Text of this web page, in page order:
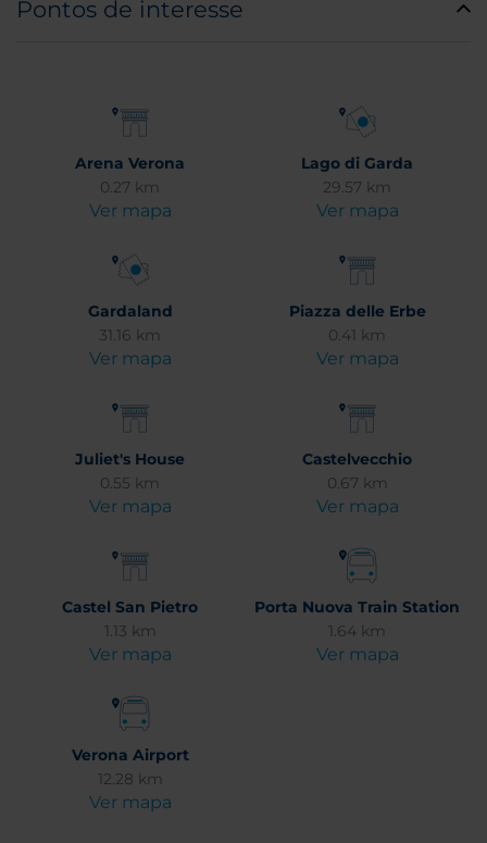
Pontos de interesse
Arena Verona
0.27 km
Ver mapa
Lago di Garda
29.57 km
Ver mapa
Gardaland
31.16 km
Ver mapa
Piazza delle Erbe
0.41 km
Ver mapa
Juliet's House
0.55 km
Ver mapa
Castelvecchio
0.67 km
Ver mapa
Castel San Pietro
1.13 km
Ver mapa
Porta Nuova Train Station
1.64 km
Ver mapa
Verona Airport
12.28 km
Ver mapa